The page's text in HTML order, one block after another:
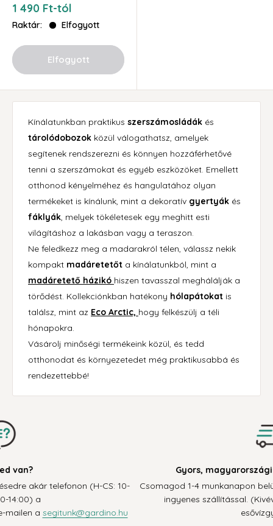
Akciós
ár
1 490 Ft-tól
Raktár: Elfogyott
Elfogyott
Kínálatunkban praktikus szerszámosládák és
tárolódobozok közül válogathatsz, amelyek
segítenek rendszerezni és könnyen hozzáférhetővé
tenni a szerszámokat és egyéb eszközöket. Emellett
otthonod kényelméhez és hangulatához olyan
termékeket is kínálunk, mint a dekoratív gyertyák és
fáklyák, melyek tökéletesek egy meghitt esti
világításhoz a lakásban vagy a teraszon.
Ne feledkezz meg a madarakról télen, válassz nekik
kompakt madáretetőt a kínálatunkból, mint a
madáretető házikó hiszen tavasszal meghálálják a
törődést. Kollekciónkban hatékony hólapátokat is
találsz, mint az Eco Arctic, hogy felkészülj a téli
hónapokra.
Vásárolj minőségi termékeink közül, és tedd
otthonodat és környezetedet még praktikusabbá és
rendezettebbé!
Gyors, magyarországi raktárból való szállítás
Csomagod 1-4 munkanapon belül érkezik hozzád, 100.000 Ft
ingyenes szállítással. (Kivéve a raklapos termékeket és
esővízgyűjtőket.)